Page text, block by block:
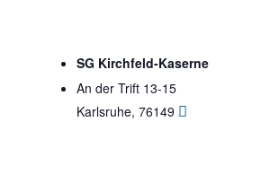
SG Kirchfeld-Kaserne
An der Trift 13-15
Karlsruhe, 76149 Google Karte